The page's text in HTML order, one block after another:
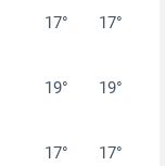
17° 17°
19° 19°
17° 17°